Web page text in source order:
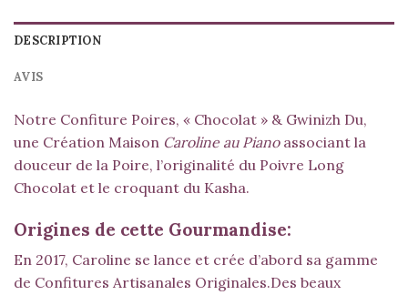
DESCRIPTION
AVIS
Notre Confiture Poires, « Chocolat » & Gwinizh Du,
une Création Maison Caroline au Pianoassociant la
douceur de la Poire, l’originalité du Poivre Long
Chocolat et le croquant du Kasha.
Origines de cette Gourmandise:
En 2017, Caroline se lance et crée d’abord sa gamme
de Confitures Artisanales Originales.Des beaux